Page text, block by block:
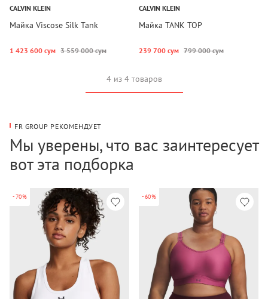
CALVIN KLEIN
Майка Viscose Silk Tank
1 423 600 сум 3 559 000 сум
CALVIN KLEIN
Майка TANK TOP
239 700 сум 799 000 сум
4 из 4 товаров
FR GROUP РЕКОМЕНДУЕТ
Мы уверены, что вас заинтересует
вот эта подборка
-70% -60%